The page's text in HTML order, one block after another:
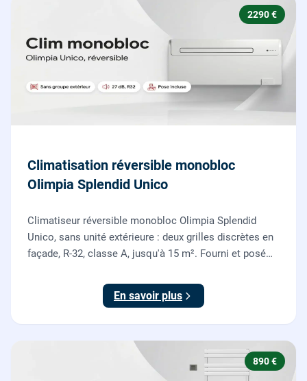
2290 €
Climatisation réversible monobloc
Olimpia Splendid Unico
Climatiseur réversible monobloc Olimpia Splendid
Unico, sans unité extérieure : deux grilles discrètes en
façade, R-32, classe A, jusqu'à 15 m². Fourni et posé
En savoir plus
890 €